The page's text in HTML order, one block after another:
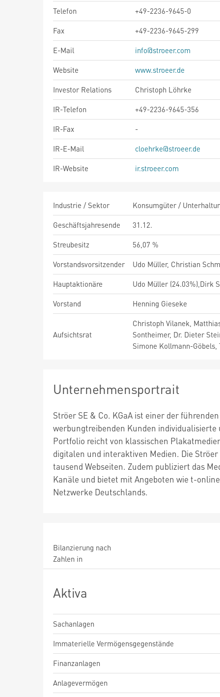
Telefon
+49-2236-9645-0
Fax
+49-2236-9645-299
E-Mail
info@stroeer.com
Website
www.stroeer.de
Investor Relations
Christoph Löhrke
IR-Telefon
+49-2236-9645-356
IR-Fax
-
IR-E-Mail
cloehrke@stroeer.de
IR-Website
ir.stroeer.com
Industrie / Sektor
Konsumgüter /
Geschäftsjahresende
31.12.
Streubesitz
56,07 %
Vorstandsvorsitzender
Udo Müller, Christian
Hauptaktionäre
Udo Müller (24.03%),Dirk
Vorstand
Henning Gieseke
Aufsichtsrat
Christoph Vilanek,
Sontheimer, Dr. Dieter
Simone Kollmann-Göbels,
Unternehmensportrait
Ströer SE & Co. KGaA ist einer der
werbungtreibenden Kunden
Portfolio reicht von klassischen
digitalen und interaktiven Medien. Die
tausend Webseiten. Zudem publiziert das
Kanäle und bietet mit Angeboten wie t-
Netzwerke Deutschlands.
Bilanzierung nach
Zahlen in
Aktiva
Sachanlagen
Immaterielle Vermögensgegenstände
Finanzanlagen
Anlagevermögen